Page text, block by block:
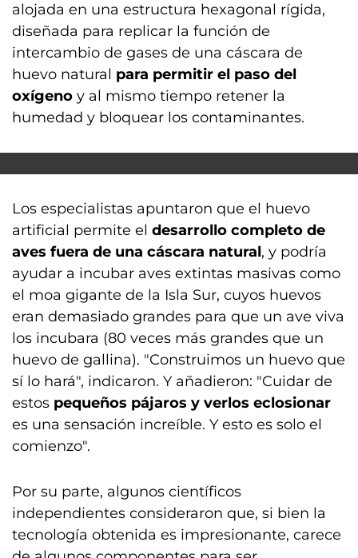
alojada en una estructura hexagonal rígida,
diseñada para replicar la función de
intercambio de gases de una cáscara de
huevo natural para permitir el paso del
oxígeno y al mismo tiempo retener la
humedad y bloquear los contaminantes.
Los especialistas apuntaron que el huevo
artificial permite el desarrollo completo de
aves fuera de una cáscara natural, y podría
ayudar a incubar aves extintas masivas como
el moa gigante de la Isla Sur, cuyos huevos
eran demasiado grandes para que un ave viva
los incubara (80 veces más grandes que un
huevo de gallina). "Construimos un huevo que
sí lo hará", indicaron. Y añadieron: "Cuidar de
estos pequeños pájaros y verlos eclosionar
es una sensación increíble. Y esto es solo el
comienzo".
Por su parte, algunos científicos
independientes consideraron que, si bien la
tecnología obtenida es impresionante, carece